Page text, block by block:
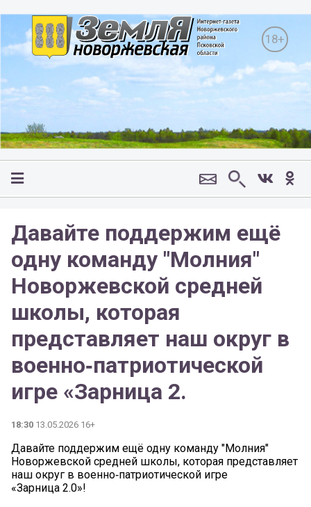
18+
Давайте поддержим ещё
одну команду "Молния"
Новоржевской средней
школы, которая
представляет наш округ в
военно‑патриотической
игре «Зарница 2.
18:30 13.05.2026 16+
Давайте поддержим ещё одну команду "Молния"
Новоржевской средней школы, которая представляет
наш округ в военно‑патриотической игре
«Зарница 2.0»!